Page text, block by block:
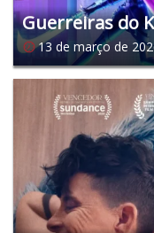
Guerreiras do
13 de março de